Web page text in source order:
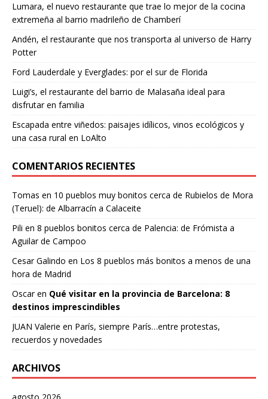
Lumara, el nuevo restaurante que trae lo mejor de la cocina
extremeña al barrio madrileño de Chamberí
Andén, el restaurante que nos transporta al universo de Harry
Potter
Ford Lauderdale y Everglades: por el sur de Florida
Luigi’s, el restaurante del barrio de Malasaña ideal para
disfrutar en familia
Escapada entre viñedos: paisajes idílicos, vinos ecológicos y
una casa rural en LoAlto
COMENTARIOS RECIENTES
Tomas en 10 pueblos muy bonitos cerca de Rubielos de Mora
(Teruel): de Albarracín a Calaceite
Pili en 8 pueblos bonitos cerca de Palencia: de Frómista a
Aguilar de Campoo
Cesar Galindo en Los 8 pueblos más bonitos a menos de una
hora de Madrid
Oscaren Qué visitar en la provincia de Barcelona: 8
destinos imprescindibles
JUAN Valerie en París, siempre París…entre protestas,
recuerdos y novedades
ARCHIVOS